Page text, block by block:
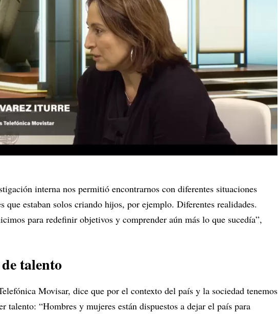
interna nos permitió encontrarnos con diferentes situaciones
que estaban solos criando hijos, por ejemplo. Diferentes realidades.
para redefinir objetivos y comprender aún más lo que sucedía”,
talento
Movisar, dice que por el contexto del país y la sociedad tenemos
talento: “Hombres y mujeres están dispuestos a dejar el país para